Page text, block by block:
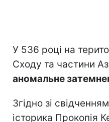
У 536 році на
Сходу та частини
аномальне
Згідно зі
історика Прокопія